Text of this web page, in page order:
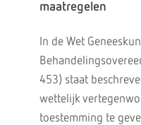
maatregelen
In de Wet
453) staat
wettelijk
toestemming te